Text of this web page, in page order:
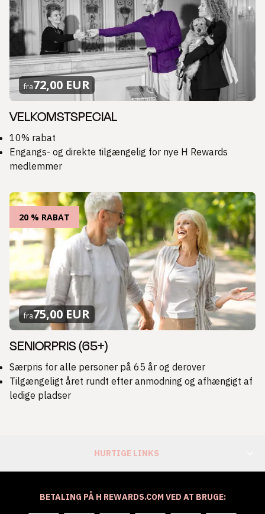
fra72,00 EUR
VELKOMSTSPECIAL
10% rabat
Engangs- og direkte tilgængelig for nye H Rewards
medlemmer
20 % RABAT
fra75,00 EUR
SENIORPRIS (65+)
Særpris for alle personer på 65 år og derover
Tilgængeligt året rundt efter anmodning og afhængigt af
ledige pladser
HURTIGE LINKS
BETALING PÅ H REWARDS.COM VED AT BRUGE: